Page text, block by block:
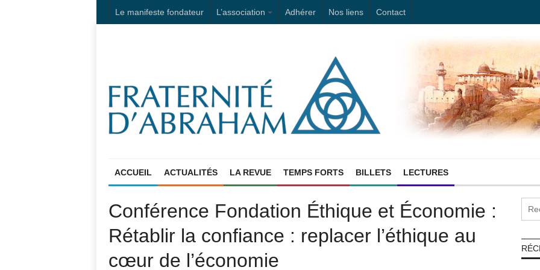
Le manifeste fondateur L’association Adhérer Nos liens Contact
ACCUEIL ACTUALITÉS LA REVUE TEMPS FORTS BILLETS LECTURES
Conférence Fondation Éthique et Économie :
Rétablir la confiance : replacer l’éthique au
cœur de l’économie